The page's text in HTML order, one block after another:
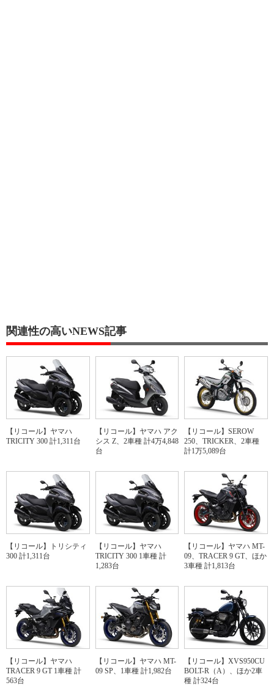
関連性の高いNEWS記事
【リコール】ヤマハ
TRICITY 300 計1,311台
【リコール】ヤマハ アク
シス Z、2車種 計4万4,848
台
【リコール】SEROW
250、TRICKER、2車種
計1万5,089台
【リコール】トリシティ
300 計1,311台
【リコール】ヤマハ
TRICITY 300 1車種 計
1,283台
【リコール】ヤマハ MT-
09、TRACER 9 GT、ほか
3車種 計1,813台
【リコール】ヤマハ
TRACER 9 GT 1車種 計
563台
【リコール】ヤマハ MT-
09 SP、1車種 計1,982台
【リコール】XVS950CU
BOLT-R（A）、ほか2車
種 計324台